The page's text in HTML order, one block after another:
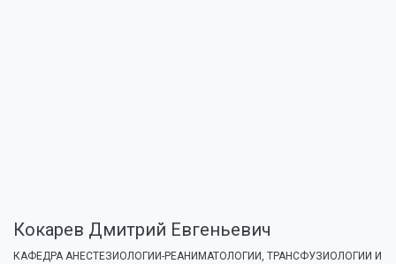
Кокарев Дмитрий Евгеньевич
КАФЕДРА АНЕСТЕЗИОЛОГИИ-РЕАНИМАТОЛОГИИ, ТРАНСФУЗИОЛОГИИ И